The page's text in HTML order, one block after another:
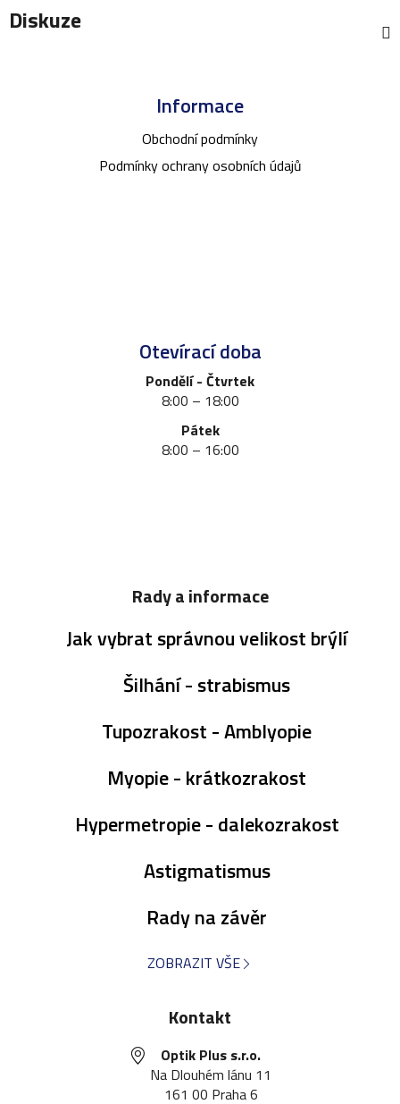
0,0
Diskuze
Informace
Obchodní podmínky
Podmínky ochrany osobních údajů
Otevírací doba
Pondělí - Čtvrtek
8:00 – 18:00
Pátek
8:00 – 16:00
Rady a informace
Jak vybrat správnou velikost brýlí
Šilhání - strabismus
Tupozrakost - Amblyopie
Myopie - krátkozrakost
Hypermetropie - dalekozrakost
Astigmatismus
Rady na závěr
ZOBRAZIT VŠE
Kontakt
Optik Plus s.r.o.
Na Dlouhém lánu 11
161 00 Praha 6